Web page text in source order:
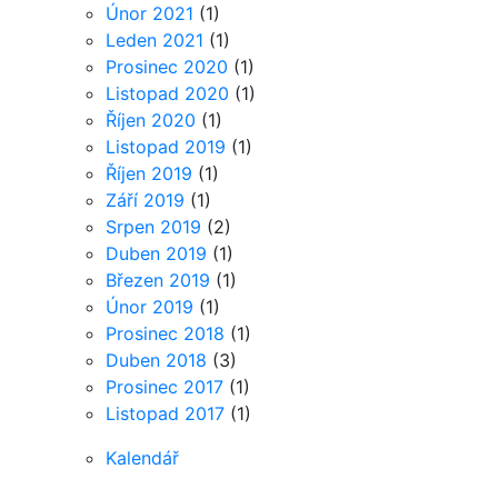
Únor 2021 (1)
Leden 2021 (1)
Prosinec 2020 (1)
Listopad 2020 (1)
Říjen 2020 (1)
Listopad 2019 (1)
Říjen 2019 (1)
Září 2019 (1)
Srpen 2019 (2)
Duben 2019 (1)
Březen 2019 (1)
Únor 2019 (1)
Prosinec 2018 (1)
Duben 2018 (3)
Prosinec 2017 (1)
Listopad 2017 (1)
Kalendář